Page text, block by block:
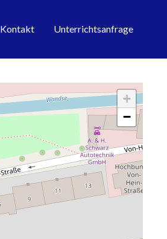
Kontakt Unterrichtsanfrage
+
−